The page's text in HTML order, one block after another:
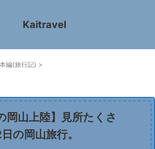
Kaitravel
編(旅行記) >
岡山上陸】見所たくさ
の岡山旅行。